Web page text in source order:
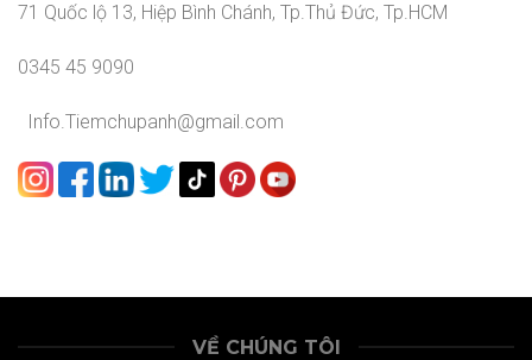
71 Quốc lộ 13, Hiệp Bình Chánh, Tp.Thủ Đức, Tp.HCM
0345 45 9090
Info.Tiemchupanh@gmail.com
VỀ CHÚNG TÔI